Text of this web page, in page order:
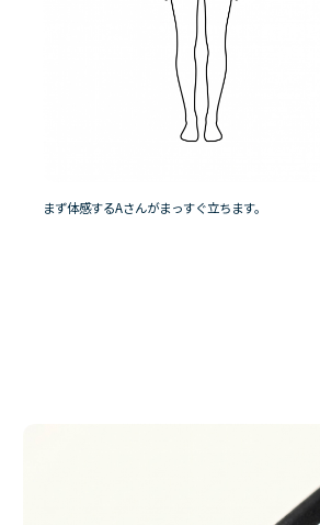
まず体感するAさんがまっすぐ立ちます。